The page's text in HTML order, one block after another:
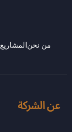
من نحنالمشاريع
عن الشركة